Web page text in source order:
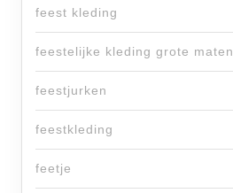
feest kleding
feestelijke kleding grote maten
feestjurken
feestkleding
feetje